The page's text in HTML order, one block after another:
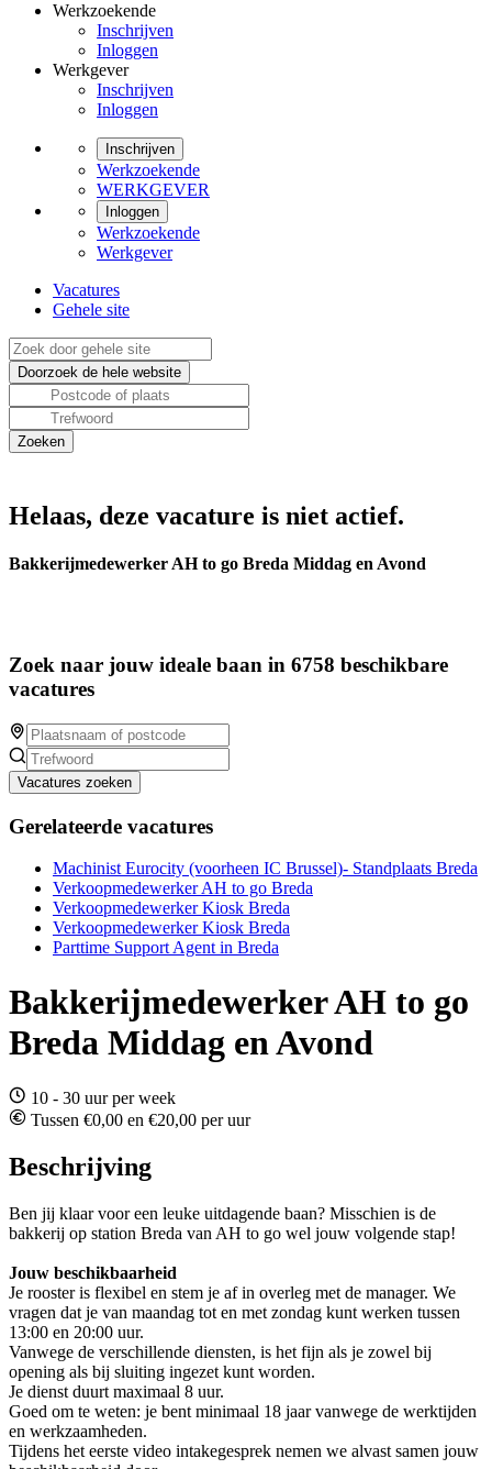
Werkzoekende
Inschrijven
Inloggen
Werkgever
Inschrijven
Inloggen
Inschrijven
Werkzoekende
WERKGEVER
Inloggen
Werkzoekende
Werkgever
Vacatures
Gehele site
Helaas, deze vacature is niet actief.
Bakkerijmedewerker AH to go Breda Middag en Avond
Zoek naar jouw ideale baan in 6758 beschikbare
vacatures
Vacatures zoeken
Gerelateerde vacatures
Machinist Eurocity (voorheen IC Brussel)- Standplaats Breda
Verkoopmedewerker AH to go Breda
Verkoopmedewerker Kiosk Breda
Verkoopmedewerker Kiosk Breda
Parttime Support Agent in Breda
Bakkerijmedewerker AH to go
Breda Middag en Avond
10 - 30 uur per week
Tussen €0,00 en €20,00 per uur
Beschrijving
Ben jij klaar voor een leuke uitdagende baan? Misschien is de
bakkerij op station Breda van AH to go wel jouw volgende stap!
Jouw beschikbaarheid
Je rooster is flexibel en stem je af in overleg met de manager. We
vragen dat je van maandag tot en met zondag kunt werken tussen
13:00 en 20:00 uur.
Vanwege de verschillende diensten, is het fijn als je zowel bij
opening als bij sluiting ingezet kunt worden.
Je dienst duurt maximaal 8 uur.
Goed om te weten: je bent minimaal 18 jaar vanwege de werktijden
en werkzaamheden.
Tijdens het eerste video intakegesprek nemen we alvast samen jouw